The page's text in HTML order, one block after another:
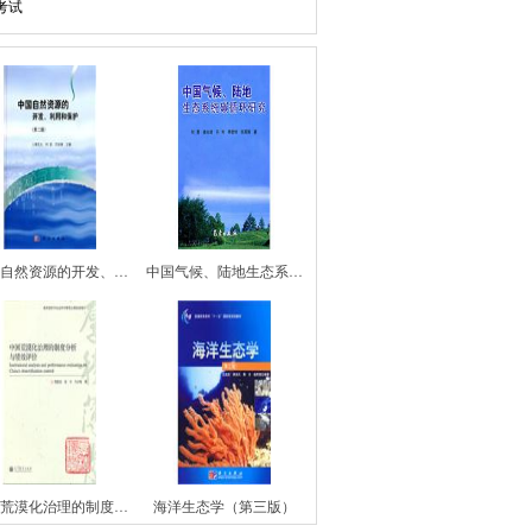
试
然资源的开发、… 中国气候、陆地生态系…
漠化治理的制度… 海洋生态学（第三版）